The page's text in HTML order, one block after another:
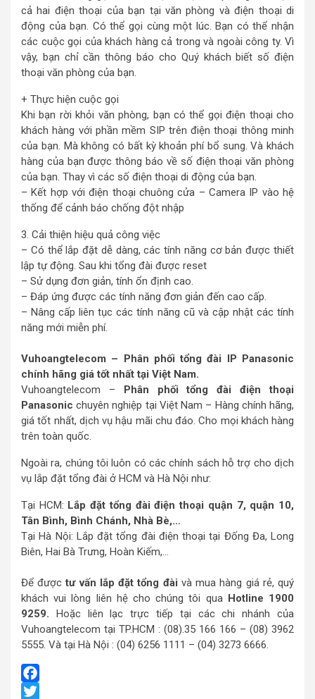
cả hai điện thoại của bạn tại văn phòng và điện thoại di
động của bạn. Có thể gọi cùng một lúc. Bạn có thể nhận
các cuộc gọi của khách hàng cả trong và ngoài công ty. Vì
vậy, bạn chỉ cần thông báo cho Quý khách biết số điện
thoại văn phòng của bạn.
+ Thực hiện cuộc gọi
Khi bạn rời khỏi văn phòng, bạn có thể gọi điện thoại cho
khách hàng với phần mềm SIP trên điện thoại thông minh
của bạn. Mà không có bất kỳ khoản phí bổ sung. Và khách
hàng của bạn được thông báo về số điện thoại văn phòng
của bạn. Thay vì các số điện thoại di động của bạn.
– Kết hợp với điện thoại chuông cửa – Camera IP vào hệ
thống để cảnh báo chống đột nhập
3. Cải thiện hiệu quả công việc
– Có thể lắp đặt dễ dàng, các tính năng cơ bản được thiết
lập tự động. Sau khi tổng đài được reset
– Sử dụng đơn giản, tính ổn định cao.
– Đáp ứng được các tính năng đơn giản đến cao cấp.
– Nâng cấp liên tục các tính năng cũ và cập nhật các tính
năng mới miễn phí.
Vuhoangtelecom – Phân phối tổng đài IP Panasonic
chính hãng giá tốt nhất tại Việt Nam.
Vuhoangtelecom –
Phân phối tổng đài điện thoại
Panasonicchuyên nghiệp tại Việt Nam – Hàng chính hãng,
giá tốt nhất, dịch vụ hậu mãi chu đáo. Cho mọi khách hàng
trên toàn quốc.
Ngoài ra, chúng tôi luôn có các chính sách hỗ trợ cho dịch
vụ lắp đặt tổng đài ở HCM và Hà Nội như:
Tại HCM: Lắp đặt tổng đài điện thoại quận 7, quận 10,
Tân Bình, Bình Chánh, Nhà Bè,…
Tại Hà Nội: Lắp đặt tổng đài điện thoại tại Đống Đa, Long
Biên, Hai Bà Trưng, Hoàn Kiếm,…
Để đượctư vấn lắp đặt tổng đài và mua hàng giá rẻ, quý
khách vui lòng liên hệ cho chúng tôi qua Hotline 1900
9259.
Hoặc liên lạc trực tiếp tại các chi nhánh của
Vuhoangtelecom tại TP.HCM : (08).35 166 166 – (08) 3962
5555. Và tại Hà Nội : (04) 6256 1111 – (04) 3273 6666.
Facebook